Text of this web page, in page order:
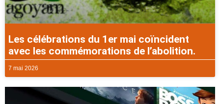
Les célébrations du 1er mai coïncident
avec les commémorations de l’abolition.
7 mai 2026